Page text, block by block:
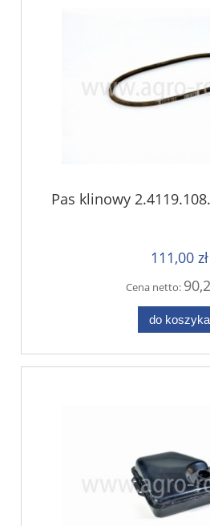
Pas klinowy
111,00 zł
Cena netto:
do koszyka